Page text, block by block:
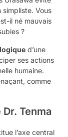
Vous
il né mauvais
?
d’une
ses actions
humaine.
comme
Tenma
l’axe central